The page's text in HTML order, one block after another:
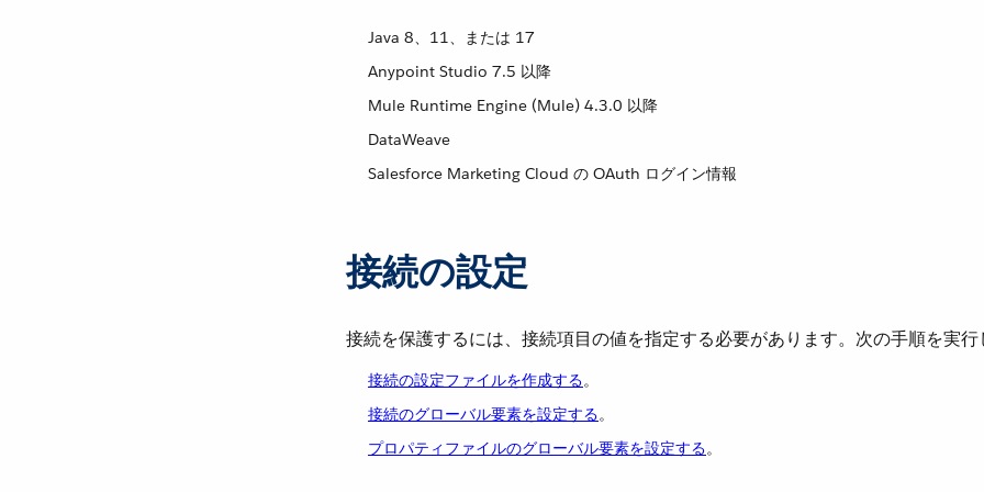
Java 8、11、または 17
Anypoint Studio 7.5 以降
Mule Runtime Engine (Mule) 4.3.0 以降
DataWeave
Salesforce Marketing Cloud の OAuth ログイン情報
接続の設定
接続を保護するには、接続項目の値を指定する必要があります。次の手順を実行
接続の設定ファイルを作成する​。
接続のグローバル要素を設定する​。
プロパティファイルのグローバル要素を設定する​。